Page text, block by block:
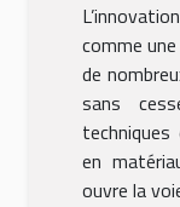
comme
de
sans
en
ouvre la